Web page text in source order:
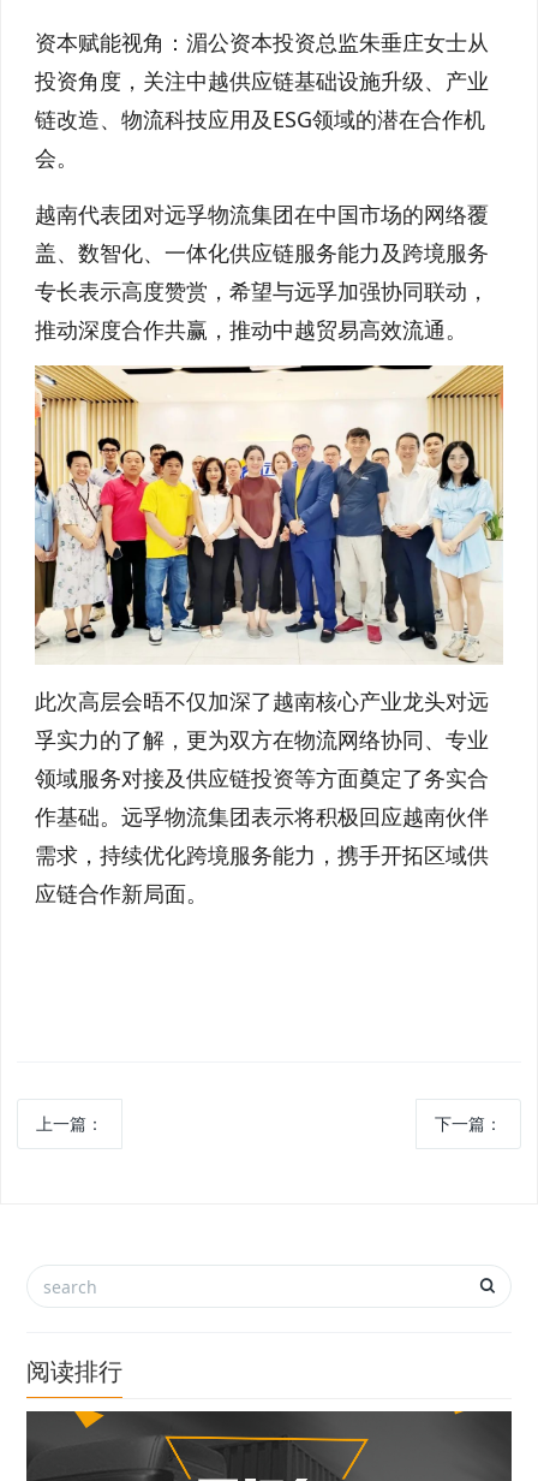
资本赋能视角：湄公资本投资总监朱垂庄女士从
投资角度，关注中越供应链基础设施升级、产业
链改造、物流科技应用及ESG领域的潜在合作机
会。
越南代表团对远孚物流集团在中国市场的网络覆
盖、数智化、一体化供应链服务能力及跨境服务
专长表示高度赞赏，希望与远孚加强协同联动，
推动深度合作共赢，推动中越贸易高效流通。
此次高层会晤不仅加深了越南核心产业龙头对远
孚实力的了解，更为双方在物流网络协同、专业
领域服务对接及供应链投资等方面奠定了务实合
作基础。远孚物流集团表示将积极回应越南伙伴
需求，持续优化跨境服务能力，携手开拓区域供
应链合作新局面。
上一篇： 下一篇：
阅读排行